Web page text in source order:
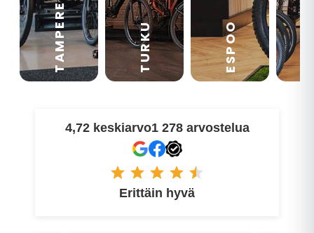
TAMPERE TURKU ESPOO
4,72 keskiarvo1 278 arvostelua
Erittäin hyvä